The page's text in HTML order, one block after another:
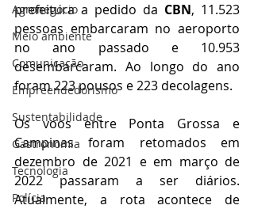
Agronegócio
Meio ambiente
Comunicação
Empreendedorismo
Sustentabilidade
Gastronomia
Tecnologia
Polícia
prefeitura a pedido da CBN, 11.523
pessoas embarcaram no aeroporto
no ano passado e 10.953
desembarcaram. Ao longo do ano
foram 223 pousos e 223 decolagens.
Os voos entre Ponta Grossa e
Campinas foram retomados em
dezembro de 2021 e em março de
2022 passaram a ser diários.
Atualmente, a rota acontece de